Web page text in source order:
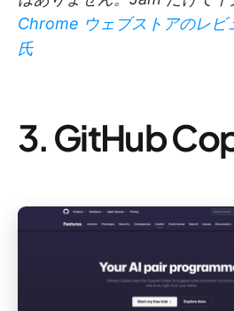
Chrome ウェブストアのレ
氏
3. GitHub